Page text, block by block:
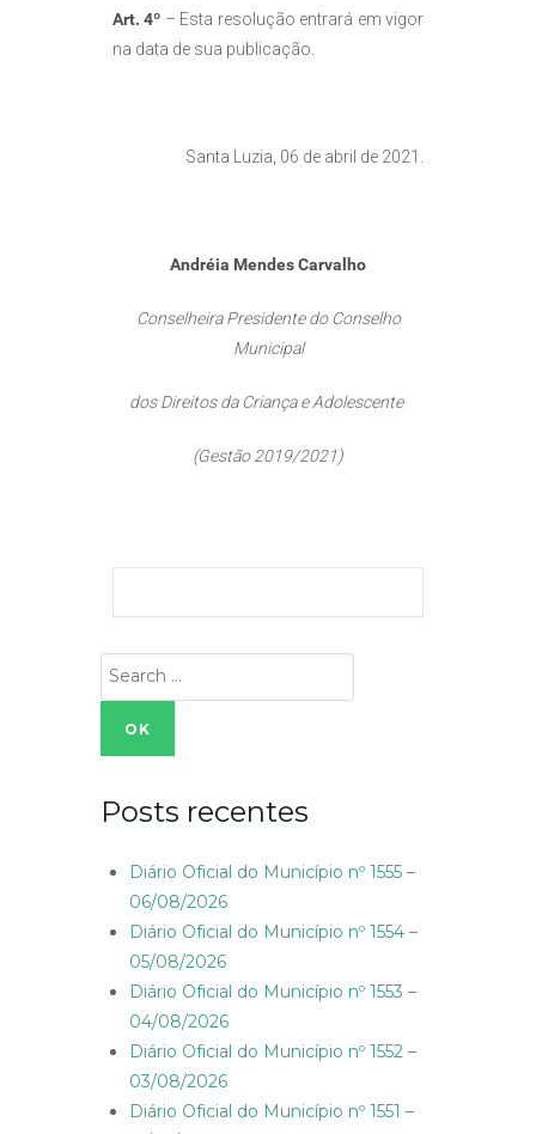
Art. 4º – Esta resolução entrará em vigor
na data de sua publicação.
Santa Luzia, 06 de abril de 2021.
Andréia Mendes Carvalho
Conselheira Presidente do Conselho
Municipal
dos Direitos da Criança e Adolescente
(Gestão 2019/2021)
Search
for:
Posts recentes
Diário Oficial do Município nº 1555 –
06/08/2026
Diário Oficial do Município nº 1554 –
05/08/2026
Diário Oficial do Município nº 1553 –
04/08/2026
Diário Oficial do Município nº 1552 –
03/08/2026
Diário Oficial do Município nº 1551 –